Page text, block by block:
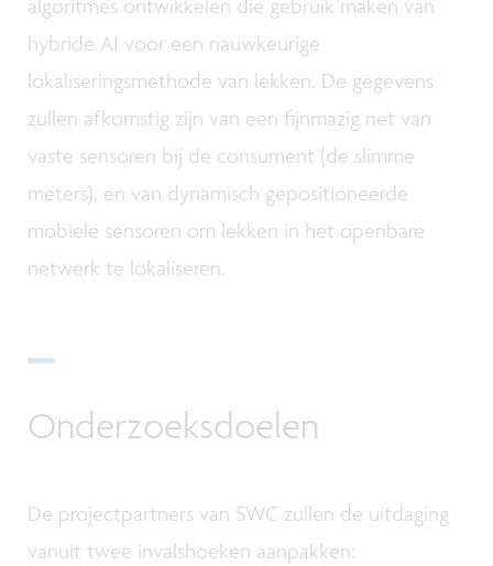
hybride AI voor een nauwkeurige
lokaliseringsmethode van lekken. De gegevens
zullen afkomstig zijn van een fijnmazig net van
vaste sensoren bij de consument (de slimme
meters), en van dynamisch gepositioneerde
mobiele sensoren om lekken in het openbare
netwerk te lokaliseren.
Onderzoeksdoelen
De projectpartners van SWC zullen de uitdaging
vanuit twee invalshoeken aanpakken: